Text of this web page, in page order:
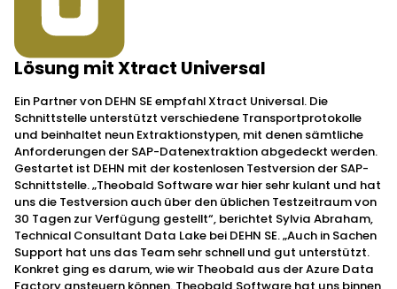
Lösung mit Xtract Universal
Ein Partner von DEHN SE empfahl Xtract Universal. Die
Schnittstelle unterstützt verschiedene Transportprotokolle
und beinhaltet neun Extraktionstypen, mit denen sämtliche
Anforderungen der SAP-Datenextraktion abgedeckt werden.
Gestartet ist DEHN mit der kostenlosen Testversion der SAP-
Schnittstelle. „Theobald Software war hier sehr kulant und hat
uns die Testversion auch über den üblichen Testzeitraum von
30 Tagen zur Verfügung gestellt“, berichtet Sylvia Abraham,
Technical Consultant Data Lake bei DEHN SE. „Auch in Sachen
Support hat uns das Team sehr schnell und gut unterstützt.
Konkret ging es darum, wie wir Theobald aus der Azure Data